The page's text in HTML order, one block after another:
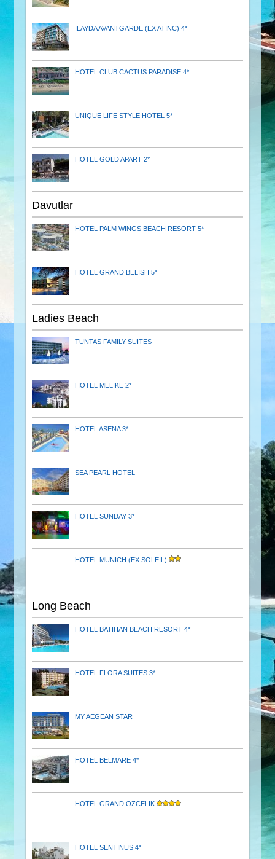
ILAYDA AVANTGARDE (EX ATINC) 4*
HOTEL CLUB CACTUS PARADISE 4*
UNIQUE LIFE STYLE HOTEL 5*
HOTEL GOLD APART 2*
Davutlar
HOTEL PALM WINGS BEACH RESORT 5*
HOTEL GRAND BELISH 5*
Ladies Beach
TUNTAS FAMILY SUITES
HOTEL MELIKE 2*
HOTEL ASENA 3*
SEA PEARL HOTEL
HOTEL SUNDAY 3*
HOTEL MUNICH (EX SOLEIL)
Long Beach
HOTEL BATIHAN BEACH RESORT 4*
HOTEL FLORA SUITES 3*
MY AEGEAN STAR
HOTEL BELMARE 4*
HOTEL GRAND OZCELIK
HOTEL SENTINUS 4*